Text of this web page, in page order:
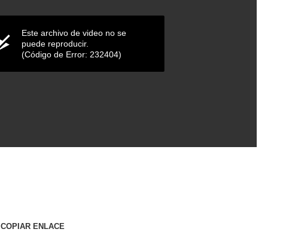
Este archivo de video no se
puede reproducir.
(Código de Error: 232404)
COPIAR ENLACE